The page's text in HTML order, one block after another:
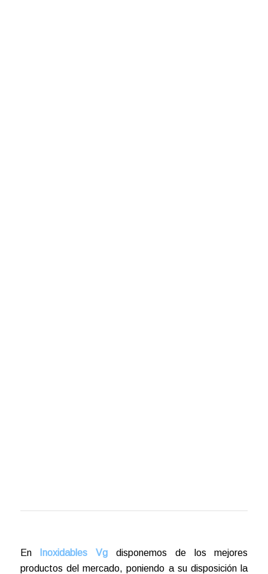
En Inoxidables Vgdisponemos de los mejores
productos del mercado, poniendo a su disposición la